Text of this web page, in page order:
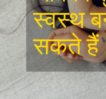
स्वस्थ
सकते हैं
BY AJAY SINGH |